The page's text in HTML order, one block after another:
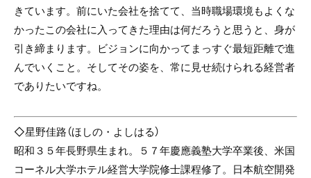
きています。前にいた会社を捨てて、当時職場環境もよくな
かったこの会社に入ってきた理由は何だろうと思うと、身が
引き締まります。ビジョンに向かってまっすぐ最短距離で進
んでいくこと。そしてその姿を、常に見せ続けられる経営者
でありたいですね。
◇星野佳路（ほしの・よしはる）
昭和３５年長野県生まれ。５７年慶應義塾大学卒業後、米国
コーネル大学ホテル経営大学院修士課程修了。日本航空開発